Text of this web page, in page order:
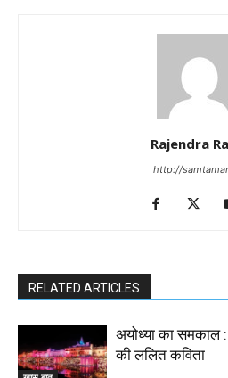
Rajendra
http://
RELATED ARTICLES
अयोध्या का समकाल
की ललित कविता